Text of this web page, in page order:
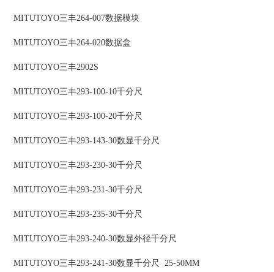
MITUTOYO三丰264-007数据模块
MITUTOYO三丰264-020数据盒
MITUTOYO三丰2902S
MITUTOYO三丰293-100-10千分尺
MITUTOYO三丰293-100-20千分尺
MITUTOYO三丰293-143-30数显千分尺
MITUTOYO三丰293-230-30千分尺
MITUTOYO三丰293-231-30千分尺
MITUTOYO三丰293-235-30千分尺
MITUTOYO三丰293-240-30数显外径千分尺
MITUTOYO三丰293-241-30数显千分尺 25-50MM